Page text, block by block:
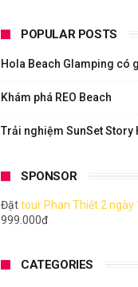
POPULAR POSTS
Hola Beach Glamping có
Khám phá REO Beach
Trải nghiệm SunSet Story
SPONSOR
Đặttour Phan Thiết 2 ngày
999.000đ
CATEGORIES